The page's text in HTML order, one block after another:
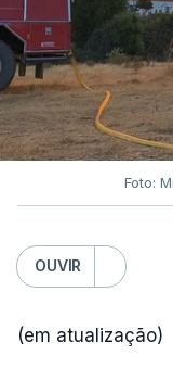
Foto:
OUVIR
(em atualização)